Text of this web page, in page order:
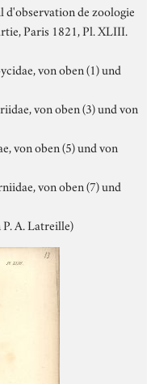
d'observation de zoologie
Paris 1821, Pl. XLIII.
von oben (1) und
von oben (3) und von
von oben (5) und von
von oben (7) und
A. Latreille)